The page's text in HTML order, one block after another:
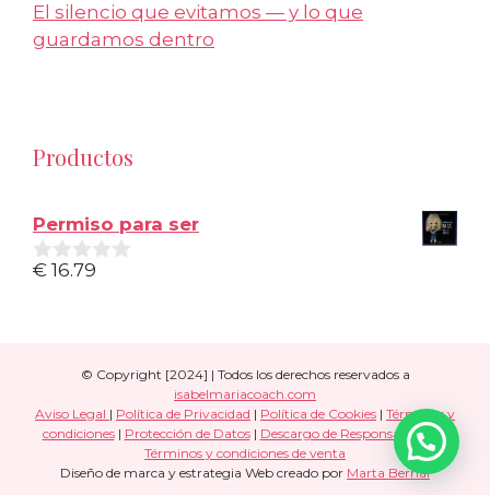
El silencio que evitamos — y lo que
guardamos dentro
Productos
Permiso para ser
0
€ 16.79
© Copyright [2024] | Todos los derechos reservados a
isabelmariacoach.com
Aviso Legal | Política de Privacidad | Política de Cookies | Términos y
condiciones| Protección de Datos| Descargo de Responsabilidad|
Términos y condiciones de venta
Diseño de marca y estrategia Web creado por Marta Bernal